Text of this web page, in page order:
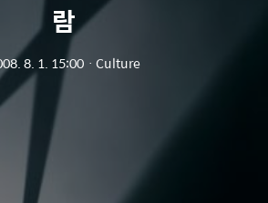
람
8. 1. 15:00ㆍ Culture